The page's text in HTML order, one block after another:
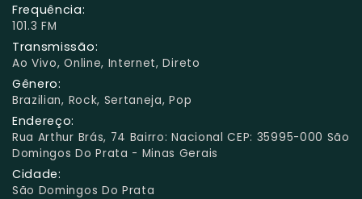
Frequência:
101.3 FM
Transmissão:
Ao Vivo, Online, Internet, Direto
Gênero:
Brazilian, Rock, Sertaneja, Pop
Endereço:
Rua Arthur Brás, 74 Bairro: Nacional CEP: 35995-000 São
Domingos Do Prata - Minas Gerais
Cidade:
São Domingos Do Prata